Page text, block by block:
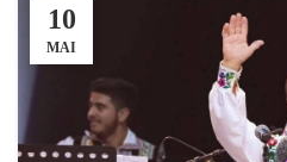
10
MAI